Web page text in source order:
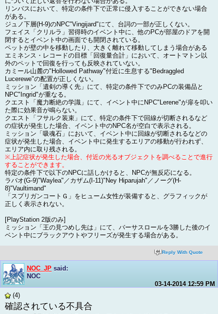
リンバスにおいて、特定の条件下で正常に侵入することができない場合
がある。
ジュノ下層(H-9)のNPC"Vingijard"にて、台詞の一部が正しくない。
フェイス「クリルラ」習得時のイベント中に、他のPCが部屋のドアを開
閉するとイベント中の画面でも開閉されている。
ペットが壁の中を移動したり、大きく離れて移動してしまう場合がある
エミネンス・レコードの目標「回復量合計」において、オートマトン以
外のペットで回復を行っても反映されていない。
カミール山麓の"Hollowed Pathway"付近に生息する"Bedraggled
Lucerewe"の配置が正しくない。
ミッション「遺剣の導く先」にて、特定の条件下でのみPCの装備品と
NPC"Ingrid"が重なる。
クエスト「魔力断絶の学識」にて、イベント中にNPC"Lerene"が扉を叩い
た際に効果音が鳴らない。
クエスト「フサルク装束」にて、特定の条件下で回線が切断されるなど
の症状が発生した場合、イベント中のNPC名が空白で表示される。
ミッション「吸魂石」において、イベント中に回線が切断されるなどの
症状が発生した場合、イベント中に発生するエリアの移動が行われず、
エリア内に取り残される。
※上記症状が発生した場合、付近の光るオブジェクトを調べることで進行
することができます。
特定の条件下で以下のNPCに話しかけると、NPCが無反応になる。
ラバオ(G-9)"Waylea"／カザム(I-11)"Ney Hiparujah"／ノーグ(H-
8)"Vaultimand"
「スプリガンコートＧ」をヒューム女性が装備すると、グラフィックが
正しく表示されない。
[PlayStation 2版のみ]
ミッション「王の見つめし先は」にて、バーサスロールを3勝した後のイ
ベント中にブラックアウトやフリーズが発生する場合がある。
Reply With Quote
NOC_JP said:
NOC
03-14-2014 12:59 PM
(4)
確認されている不具合